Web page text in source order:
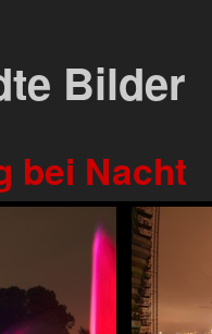
Bilder
bei Nacht